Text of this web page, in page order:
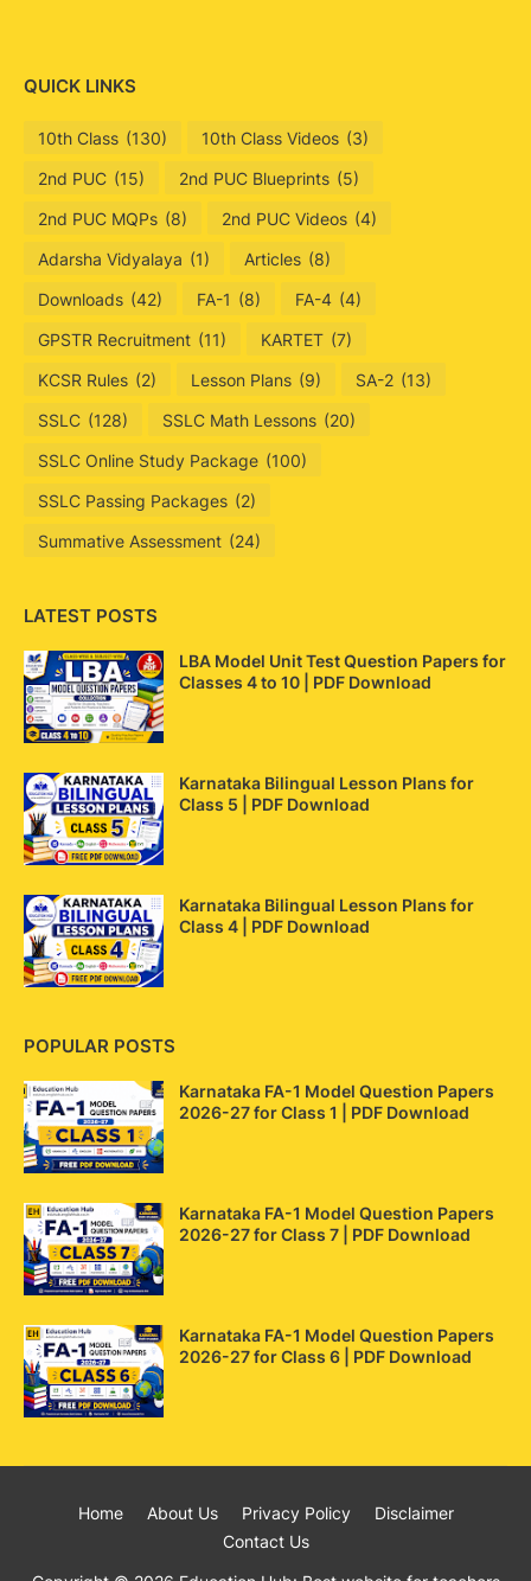
QUICK LINKS
10th Class (130) 10th Class Videos (3)
2nd PUC (15) 2nd PUC Blueprints (5)
2nd PUC MQPs (8) 2nd PUC Videos (4)
Adarsha Vidyalaya (1) Articles (8)
Downloads (42) FA-1 (8) FA-4 (4)
GPSTR Recruitment (11) KARTET (7)
KCSR Rules (2) Lesson Plans (9) SA-2 (13)
SSLC (128) SSLC Math Lessons (20)
SSLC Online Study Package (100)
SSLC Passing Packages (2)
Summative Assessment (24)
LATEST POSTS
LBA Model Unit Test Question Papers for
Classes 4 to 10 | PDF Download
Karnataka Bilingual Lesson Plans for
Class 5 | PDF Download
Karnataka Bilingual Lesson Plans for
Class 4 | PDF Download
POPULAR POSTS
Karnataka FA-1 Model Question Papers
2026-27 for Class 1 | PDF Download
Karnataka FA-1 Model Question Papers
2026-27 for Class 7 | PDF Download
Karnataka FA-1 Model Question Papers
2026-27 for Class 6 | PDF Download
Home About Us Privacy Policy
Disclaimer
Contact Us